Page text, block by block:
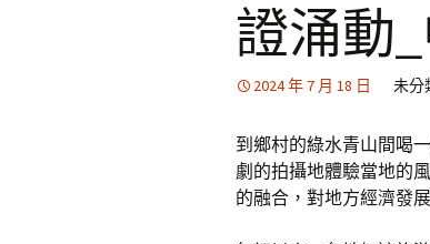
證涌動
2024 年 7 月 18 日 未分
到鄉村的綠水青山間喝
劇的拍攝地體驗當地的
的融合，對地方經濟發